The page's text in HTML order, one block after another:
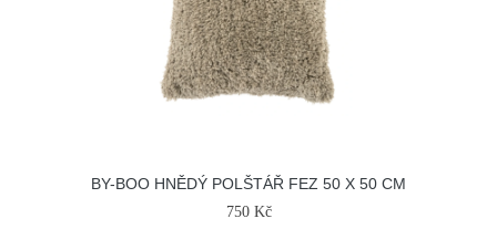
BY-BOO HNĚDÝ POLŠTÁŘ FEZ 50 X 50 CM
750 Kč